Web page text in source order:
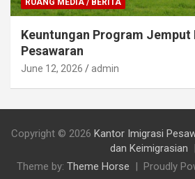
RUANG MEDIA / BERITA
Keuntungan Program Jemput
Pesawaran
June 12, 2026 admin
Copyright © 2026 Kantor Imigrasi
dan Keimigrasian
Theme by: Theme Horse Proudly